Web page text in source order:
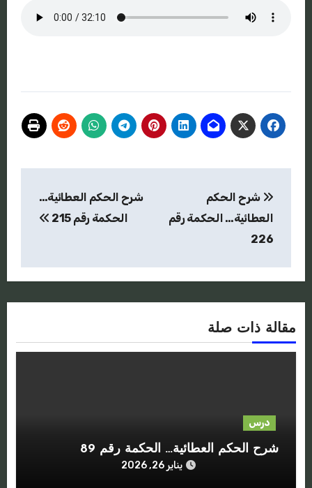
المقالات
شرح الحكم
العطائية… الحكمة رقم
226
شرح الحكم العطائية…
الحكمة رقم 215
مقالة ذات صلة
درس
شرح الحكم العطائية… الحكمة رقم 89
يناير 26, 2026